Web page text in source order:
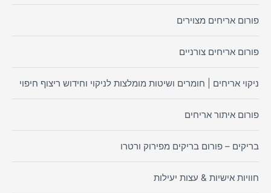
פורום אריחים מצוירים
פורום אריחים צורניים
ניקוי אריחים | חומרים ושיטות מומלצות לניקוי וחידוש ריצוף חיפוי
פורום איתור אריחים
בריקים – פורום בריקים מפירוק ורטרו
חוויות אישיות & עצות יעילות